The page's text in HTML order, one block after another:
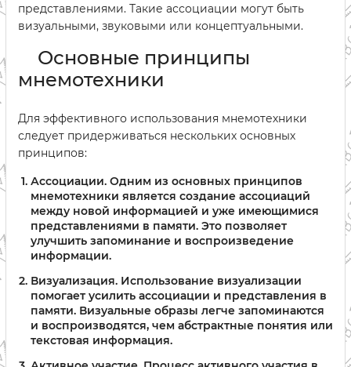
представлениями. Такие ассоциации могут быть
визуальными, звуковыми или концептуальными.
Основные принципы
мнемотехники
Для эффективного использования мнемотехники
следует придерживаться нескольких основных
принципов:
Ассоциации. Одним из основных принципов
мнемотехники является создание ассоциаций
между новой информацией и уже имеющимися
представлениями в памяти. Это позволяет
улучшить запоминание и воспроизведение
информации.
Визуализация. Использование визуализации
помогает усилить ассоциации и представления в
памяти. Визуальные образы легче запоминаются
и воспроизводятся, чем абстрактные понятия или
текстовая информация.